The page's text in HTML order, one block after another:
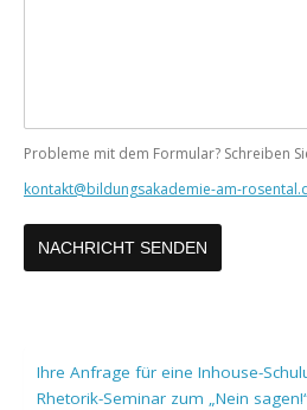
Probleme mit dem Formular? Schreiben
kontakt@bildungsakademie-am-
Ihre Anfrage für eine Inhouse-
Rhetorik-Seminar zum „Nein